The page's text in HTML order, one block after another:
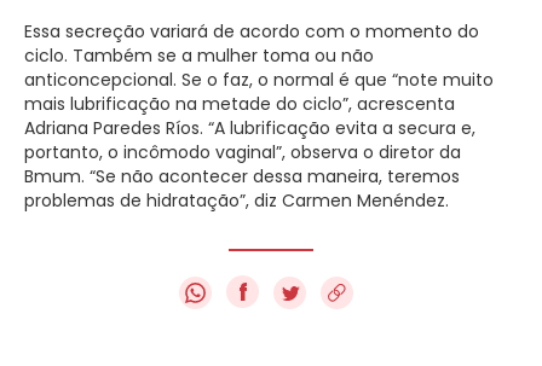
Essa secreção variará de acordo com o momento do
ciclo. Também se a mulher toma ou não
anticoncepcional. Se o faz, o normal é que “note muito
mais lubrificação na metade do ciclo”, acrescenta
Adriana Paredes Ríos. “A lubrificação evita a secura e,
portanto, o incômodo vaginal”, observa o diretor da
Bmum. “Se não acontecer dessa maneira, teremos
problemas de hidratação”, diz Carmen Menéndez.
f